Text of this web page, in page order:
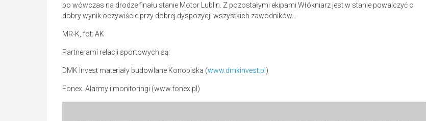
bo wówczas na drodze finału stanie Motor Lublin. Z pozostałymi ekipami Włókniarz jest w stanie powalczyć o
dobry wynik oczywiście przy dobrej dyspozycji wszystkich zawodników…
MR-K, fot: AK
Partnerami relacji sportowych są:
DMK Invest materiały budowlane Konopiska (www.dmkinvest.pl )
Fonex. Alarmy i monitoringi (www.fonex.pl)